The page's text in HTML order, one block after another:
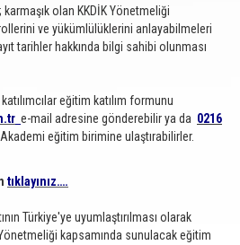
olan KKDİK Yönetmeliği
ve yükümlülüklerini anlayabilmeleri
tarihler hakkında bilgi sahibi olunması
eğitim katılım formunu
e-mail adresine gönderebilir ya da 0216
eğitim birimine ulaştırabilirler.
tıklayınız….
Türkiye'ye uyumlaştırılması olarak
kapsamında sunulacak eğitim